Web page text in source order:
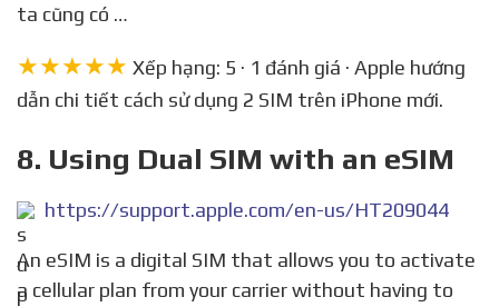
ta cũng có …
★★★★★ Xếp hạng: 5 · 1 đánh giá · Apple hướng
dẫn chi tiết cách sử dụng 2 SIM trên iPhone mới.
8. Using Dual SIM with an eSIM
https://support.apple.com/en-us/HT209044
An eSIM is a digital SIM that allows you to activate
a cellular plan from your carrier without having to